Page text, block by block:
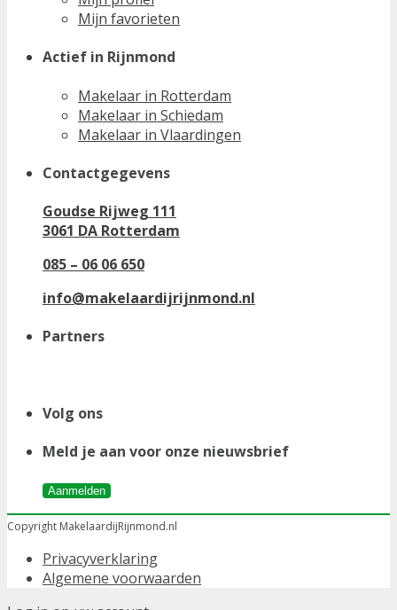
Mijn favorieten
Actief in Rijnmond
Makelaar in Rotterdam
Makelaar in Schiedam
Makelaar in Vlaardingen
Contactgegevens
Goudse Rijweg 111
3061 DA Rotterdam
085 – 06 06 650
info@makelaardijrijnmond.nl
Partners
Volg ons
Meld je aan voor onze nieuwsbrief
Aanmelden
Copyright MakelaardijRijnmond.nl
Privacyverklaring
Algemene voorwaarden